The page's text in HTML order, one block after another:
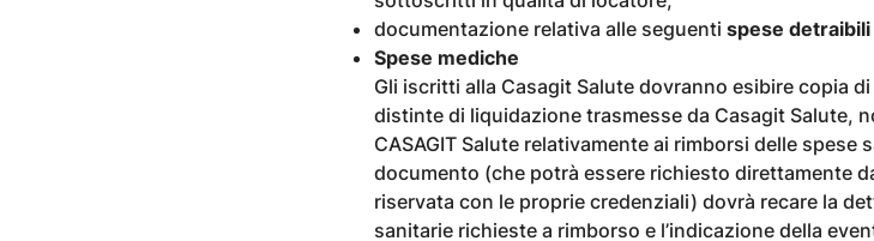
documentazione relativa alle seguenti spese detraibili
Spese mediche
Gli iscritti alla Casagit Salute dovranno esibire copia
distinte di liquidazione trasmesse da Casagit Salute,
CASAGIT Salute relativamente ai rimborsi delle
documento (che potrà essere richiesto direttamente
riservata con le proprie credenziali) dovrà recare la
sanitarie richieste a rimborso e l’indicazione della